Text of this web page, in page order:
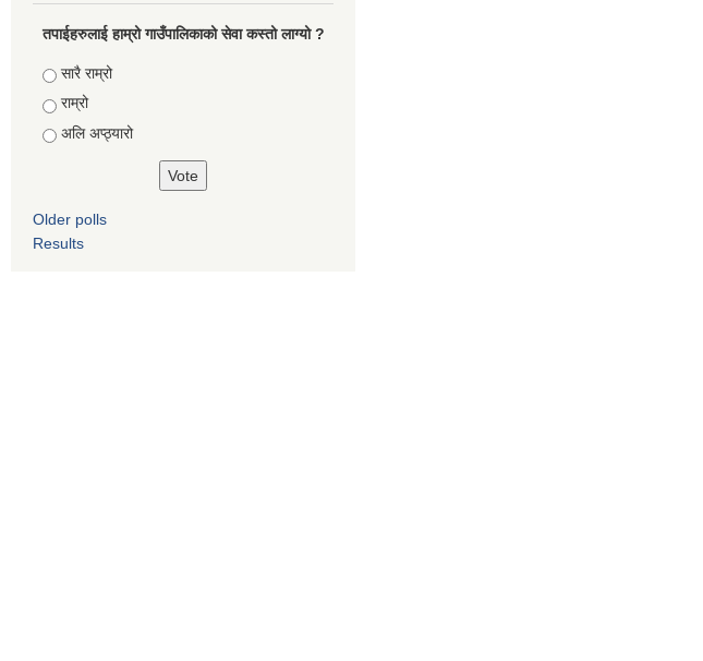
तपाईहरुलाई हाम्रो गाउँपालिकाको सेवा कस्तो लाग्यो ?
Choices
सारै राम्रो
राम्रो
अलि अप्ठ्यारो
Older polls
Results